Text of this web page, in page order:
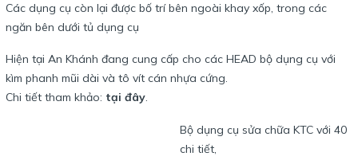
Các dụng cụ còn lại được bố trí bên ngoài khay xốp, trong các
ngăn bên dưới tủ dụng cụ
Hiện tại An Khánh đang cung cấp cho các HEAD bộ dụng cụ với
kìm phanh mũi dài và tô vít cán nhựa cứng.
Chi tiết tham khảo: tại đây.
Bộ dụng cụ sửa chữa KTC với 40
chi tiết,